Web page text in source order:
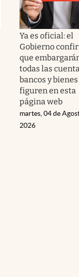
Ya es oficial: el
Gobierno
que
todas las
bancos y
figuren en esta
página web
martes, 04 de
2026